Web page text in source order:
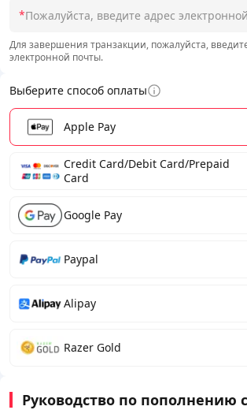
*
Для завершения транзакции, пожалуйста,
электронной почты.
Выберите способ оплаты
Apple Pay
Credit Card/Debit Card/Prepaid
Card
Google Pay
Paypal
Alipay
Razer Gold
Руководство по пополнению